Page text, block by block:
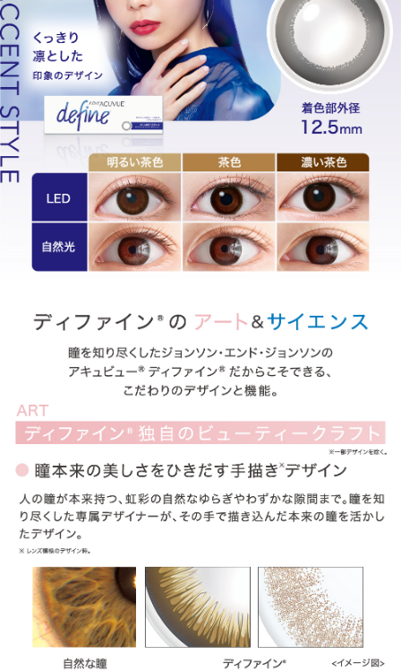
ITEM REVIEWS
この商品のレビューはまだありません。
商品レビューの投稿は ログイン が必要です。